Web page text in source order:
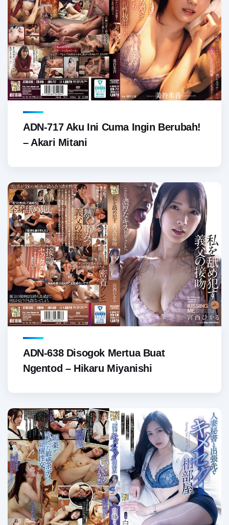
ADN-717 Aku Ini Cuma Ingin Berubah!
– Akari Mitani
ADN-638 Disogok Mertua Buat
Ngentod – Hikaru Miyanishi